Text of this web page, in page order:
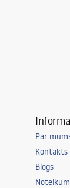
Par
Kontakts
Blogs